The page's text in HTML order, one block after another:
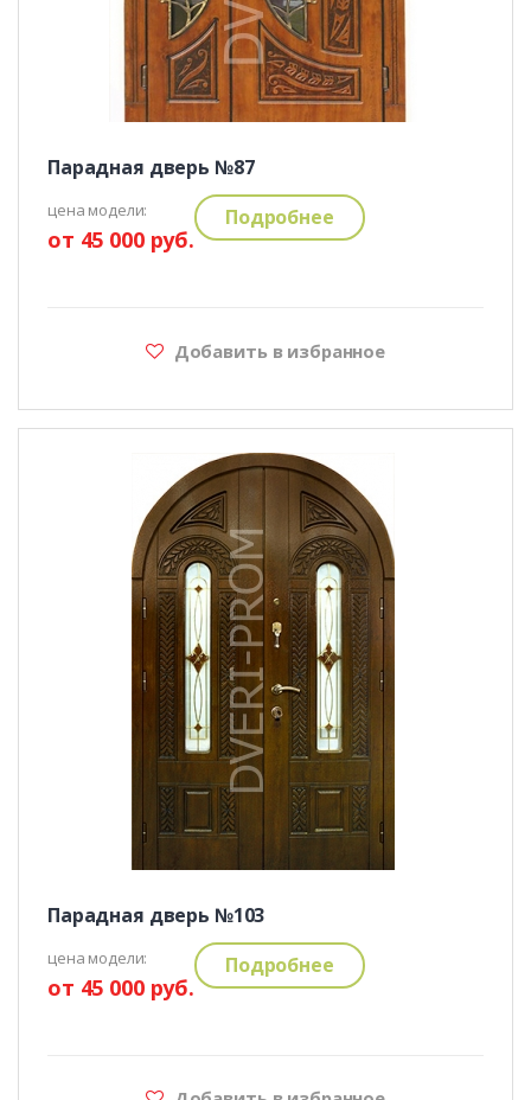
Парадная дверь №87
цена модели:
от 45 000 руб.
Подробнее
Добавить в избранное
Парадная дверь №103
цена модели:
от 45 000 руб.
Подробнее